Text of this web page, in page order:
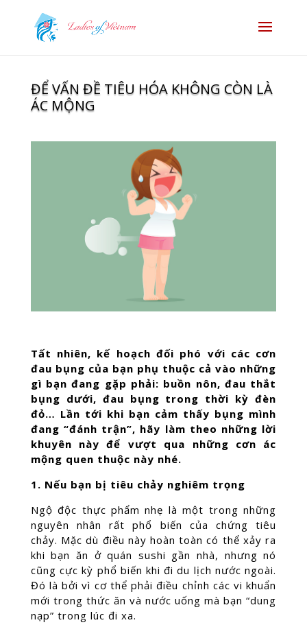
ĐỂ VẤN ĐỀ TIÊU HÓA KHÔNG CÒN LÀ
ÁC MỘNG
Tất nhiên, kế hoạch đối phó với các cơn
đau bụng của bạn phụ thuộc cả vào những
gì bạn đang gặp phải: buồn nôn, đau thắt
bụng dưới, đau bụng trong thời kỳ đèn
đỏ… Lần tới khi bạn cảm thấy bụng mình
đang “đánh trận”, hãy làm theo những lời
khuyên này để vượt qua những cơn ác
mộng quen thuộc này nhé.
1. Nếu bạn bị tiêu chảy nghiêm trọng
Ngộ độc thực phẩm nhẹ là một trong những
nguyên nhân rất phổ biến của chứng tiêu
chảy. Mặc dù điều này hoàn toàn có thể xảy ra
khi bạn ăn ở quán sushi gần nhà, nhưng nó
cũng cực kỳ phổ biến khi đi du lịch nước ngoài.
Đó là bởi vì cơ thể phải điều chỉnh các vi khuẩn
mới trong thức ăn và nước uống mà bạn “dung
nạp” trong lúc đi xa.